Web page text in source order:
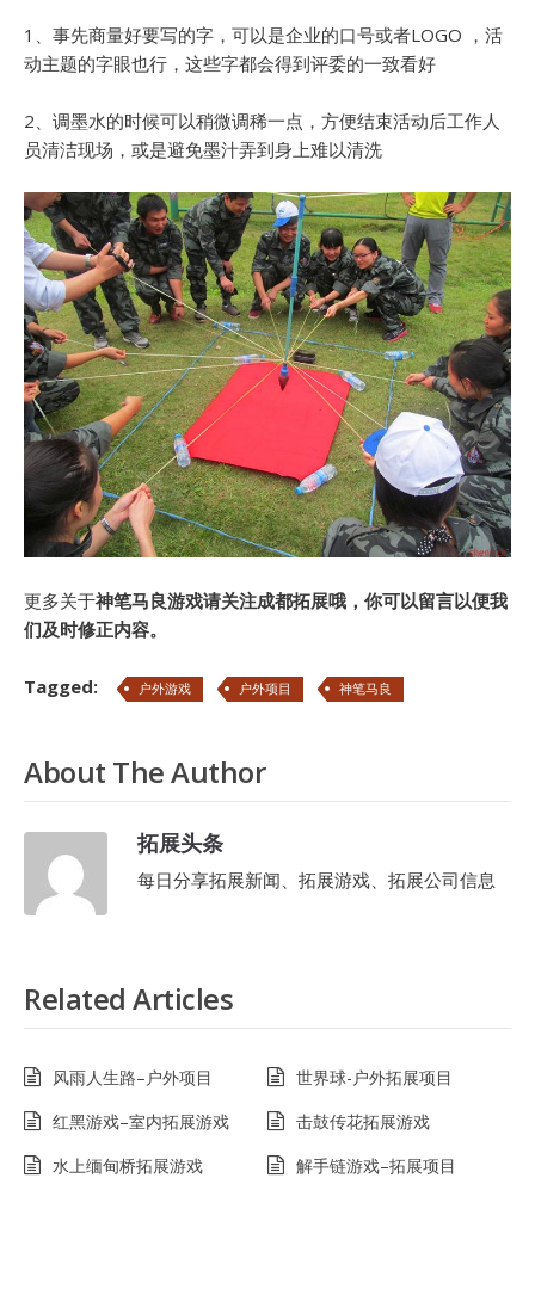
1、事先商量好要写的字，可以是企业的口号或者LOGO ，活
动主题的字眼也行，这些字都会得到评委的一致看好
2、调墨水的时候可以稍微调稀一点，方便结束活动后工作人
员清洁现场，或是避免墨汁弄到身上难以清洗
更多关于神笔马良游戏请关注成都拓展哦，你可以留言以便我
们及时修正内容。
Tagged: 户外游戏 户外项目 神笔马良
About The Author
拓展头条
每日分享拓展新闻、拓展游戏、拓展公司信息
Related Articles
风雨人生路–户外项目
世界球-户外拓展项目
红黑游戏–室内拓展游戏
击鼓传花拓展游戏
水上缅甸桥拓展游戏
解手链游戏–拓展项目